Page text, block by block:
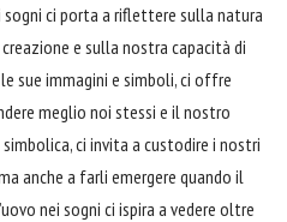
sogni ci porta a riflettere sulla natura
e sulla nostra capacità di
sue immagini e simboli, ci offre
meglio noi stessi e il nostro
simbolica, ci invita a custodire i nostri
anche a farli emergere quando il
nei sogni ci ispira a vedere oltre